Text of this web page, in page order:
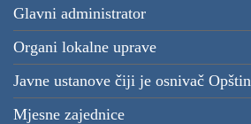
Glavni administrator
Organi lokalne uprave
Javne ustanove čiji je osnivač
Mjesne zajednice